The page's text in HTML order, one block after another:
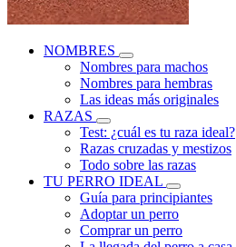
NOMBRES
Nombres para machos
Nombres para hembras
Las ideas más originales
RAZAS
Test: ¿cuál es tu raza ideal?
Razas cruzadas y mestizos
Todo sobre las razas
TU PERRO IDEAL
Guía para principiantes
Adoptar un perro
Comprar un perro